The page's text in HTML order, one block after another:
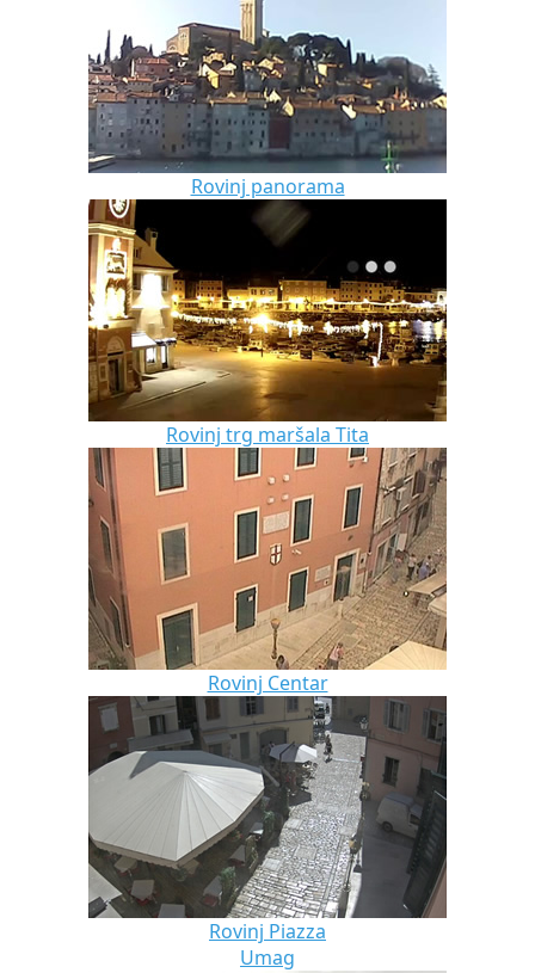
Rovinj panorama
Rovinj trg maršala Tita
Rovinj Centar
Rovinj Piazza
Umag